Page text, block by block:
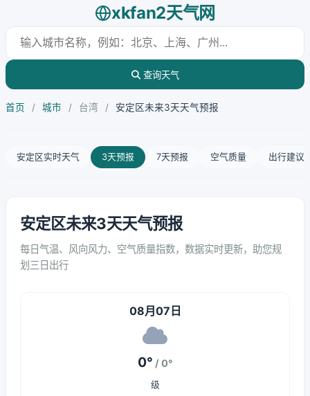
xkfan2天气网
查询天气
首页 / 城市 / 台湾 / 安定区未来3天天气预报
安定区实时天气 3天预报 7天预报 空气质量 出行建议
安定区未来3天天气预报
每日气温、风向风力、空气质量指数，数据实时更新，助您规
划三日出行
08月07日
0° / 0°
级